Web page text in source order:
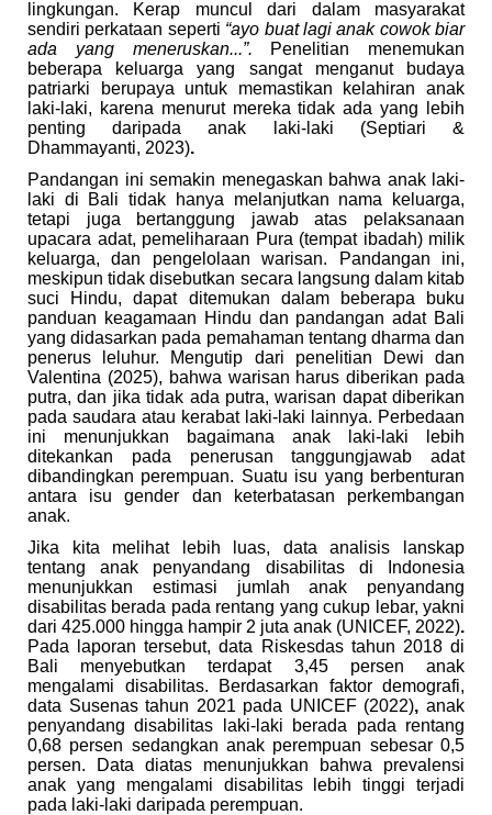
lingkungan. Kerap muncul dari dalam masyarakat
sendiri perkataan seperti “ayo buat lagi anak cowok biar
ada yang meneruskan...”. Penelitian menemukan
beberapa keluarga yang sangat menganut budaya
patriarki berupaya untuk memastikan kelahiran anak
laki-laki, karena menurut mereka tidak ada yang lebih
penting daripada anak laki-laki (Septiari &
Dhammayanti, 2023).
Pandangan ini semakin menegaskan bahwa anak laki-
laki di Bali tidak hanya melanjutkan nama keluarga,
tetapi juga bertanggung jawab atas pelaksanaan
upacara adat, pemeliharaan Pura (tempat ibadah) milik
keluarga, dan pengelolaan warisan. Pandangan ini,
meskipun tidak disebutkan secara langsung dalam kitab
suci Hindu, dapat ditemukan dalam beberapa buku
panduan keagamaan Hindu dan pandangan adat Bali
yang didasarkan pada pemahaman tentang dharma dan
penerus leluhur. Mengutip dari penelitian
Dewi dan
Valentina (2025), bahwa warisan harus diberikan pada
putra, dan jika tidak ada putra, warisan dapat diberikan
pada saudara atau kerabat laki-laki lainnya. Perbedaan
ini menunjukkan bagaimana anak laki-laki lebih
ditekankan pada penerusan tanggungjawab adat
dibandingkan perempuan. Suatu isu yang berbenturan
antara isu gender dan keterbatasan perkembangan
anak.
Jika kita melihat lebih luas, data analisis lanskap
tentang anak penyandang disabilitas di Indonesia
menunjukkan estimasi jumlah anak penyandang
disabilitas berada pada rentang yang cukup lebar, yakni
dari 425.000 hingga hampir 2 juta anak (UNICEF, 2022).
Pada laporan tersebut, data Riskesdas tahun 2018 di
Bali menyebutkan terdapat 3,45 persen anak
mengalami disabilitas. Berdasarkan faktor demografi,
data Susenas tahun 2021 pada UNICEF (2022), anak
penyandang disabilitas laki-laki berada pada rentang
0,68 persen sedangkan anak perempuan sebesar 0,5
persen. Data diatas menunjukkan bahwa prevalensi
anak yang mengalami disabilitas lebih tinggi terjadi
pada laki-laki daripada perempuan.